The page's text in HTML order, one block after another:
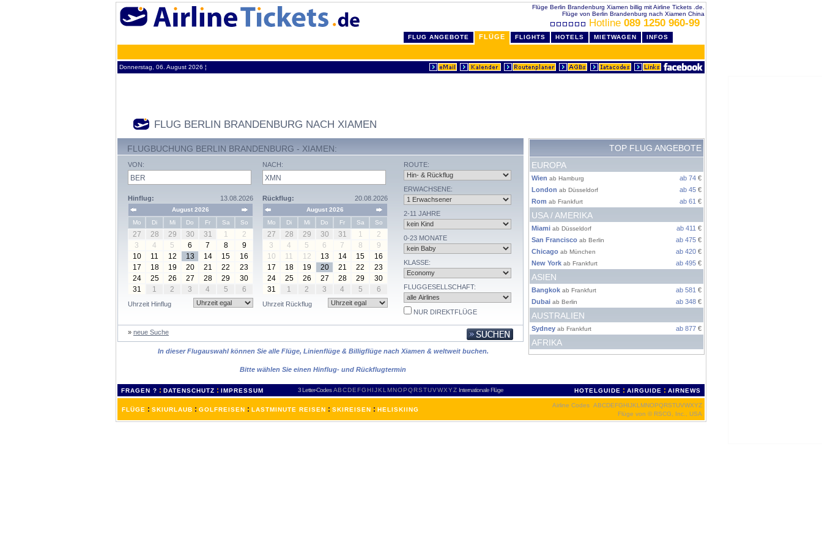
Flüge Berlin Brandenburg Xiamen billig mit Airline Tickets .de.
Flüge von Berlin Brandenburg nach Xiamen China
Hotline 089 1250 960-99
FLUG ANGEBOTE FLÜGE FLIGHTS HOTELS MIETWAGEN INFOS
Donnerstag, 06. August 2026 ¦
FLUG BERLIN BRANDENBURG NACH XIAMEN
FLUGBUCHUNG BERLIN BRANDENBURG - XIAMEN:
VON:
Hinflug: 13.08.2026
August 2026
Mo
Di Mi Do Fr Sa So
27 28 29 30 31 1
2
3
4 5 6 7 8
9
10
11 12 13 14 15
16
17
18 19 20 21 22
23
24
25 26 27 28 29
30
31
1 2 3 4 5 6
Uhrzeit Hinflug
NACH:
Rückflug: 20.08.2026
August 2026
Mo
Di Mi Do Fr Sa So
27 28 29 30 31 1
2
3
4 5 6 7 8
9
10
11 12 13 14 15
16
17
18 19 20 21 22
23
24
25 26 27 28 29
30
31
1 2 3 4 5 6
Uhrzeit Rückflug
ROUTE:
ERWACHSENE:
2-11 JAHRE
0-23 MONATE
KLASSE:
FLUGGESELLSCHAFT:
NUR DIREKTFLÜGE
» neue Suche
In dieser Flugauswahl können Sie alle Flüge, Linienflüge & Billigflüge nach Xiamen & weltweit buchen.
Bitte wählen Sie einen Hinflug- und Rückflugtermin
TOP FLUG ANGEBOTE
EUROPA
Wien ab Hamburg ab 74 €
London ab Düsseldorf ab 45 €
Rom ab Frankfurt ab 61 €
USA / AMERIKA
Miami ab Düsseldorf ab 411 €
San Francisco ab Berlin ab 475 €
Chicago ab München ab 420 €
New York ab Frankfurt ab 495 €
ASIEN
Bangkok ab Frankfurt ab 581 €
Dubai ab Berlin ab 348 €
AUSTRALIEN
Sydney ab Frankfurt ab 877 €
AFRIKA
FRAGEN ? : DATENSCHUTZ : IMPRESSUM 3 Letter-Codes ABCDEFGH IJKL MNOPQRSTUVWXYZ Internationale Flüge HOTELGUIDE : AIRGUIDE : AIRNEWS
FLÜGE : SKIURLAUB : GOLFREISEN : LASTMINUTE REISEN : SKIREISEN : HELISKIING
Airline Codes ABCDEFGHIJKL MNOPQRSTUVWXYZ
Flüge von © RSCG, Inc., USA